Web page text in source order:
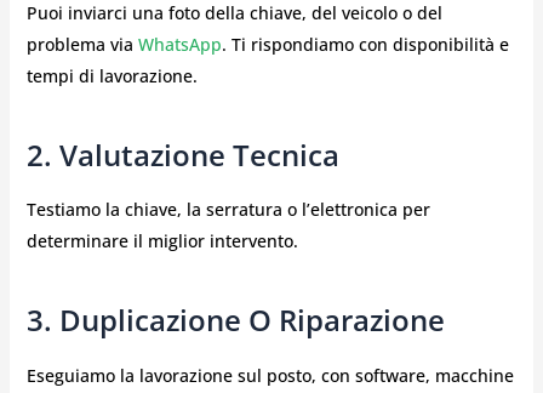
Puoi inviarci una foto della chiave, del veicolo o del
problema via WhatsApp. Ti rispondiamo con disponibilità e
tempi di lavorazione.
2. Valutazione Tecnica
Testiamo la chiave, la serratura o l’elettronica per
determinare il miglior intervento.
3. Duplicazione O Riparazione
Eseguiamo la lavorazione sul posto, con software, macchine